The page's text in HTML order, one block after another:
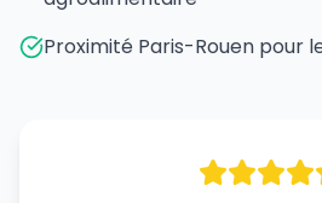
Proximité Paris-Rouen pour